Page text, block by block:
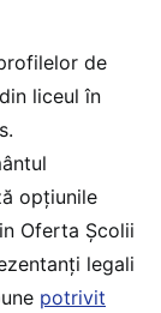
de
liceul în
opțiunile
Oferta Școlii
legali
potrivit